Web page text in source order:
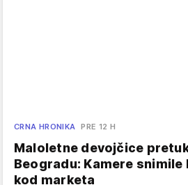
CRNA HRONIKA PRE 12 H
Maloletne devojčice
Beogradu: Kamere
kod marketa